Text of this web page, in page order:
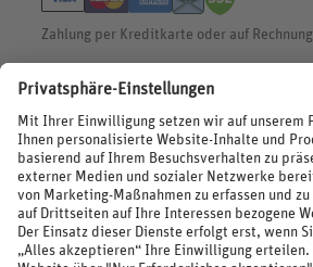
Zahlung per Kreditkarte oder auf Rechnung
BEWERTUNGEN
SOCIAL MEDIA